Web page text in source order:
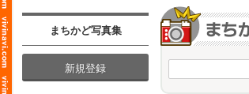
まちかど写真集
新規登録